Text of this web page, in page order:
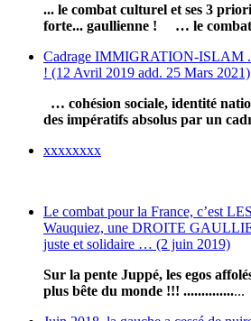
... le combat culturel et ses 3
forte... gaullienne !
… le
Cadrage IMMIGRATION-ISLAM
! (12 Avril 2019 add. 25 Mars 2021)
… cohésion sociale, identité
des impératifs absolus par un
xxxxxxxx
Le combat pour la France, c’est
Wauquiez, une DROITE
juste et solidaire … (2 juin 2019)
Sur la pente Juppé, les egos
plus bête du monde !!! .................